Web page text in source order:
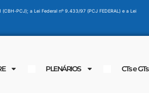
PCJ); a Lei Federal nº 9.433/97 (PCJ FEDERAL) e a Lei
PLENÁRIOS CTs e GTs